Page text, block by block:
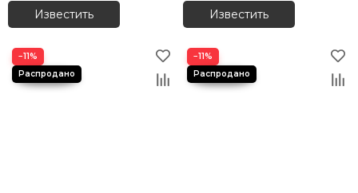
Известить
Известить
−11% −11%